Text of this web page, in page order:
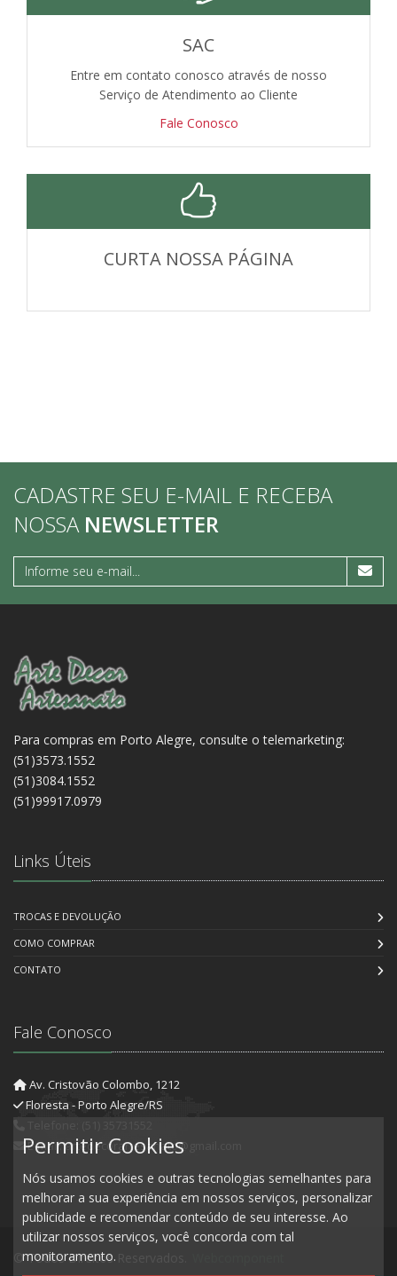
SAC
Entre em contato conosco através de nosso
Serviço de Atendimento ao Cliente
Fale Conosco
CURTA NOSSA PÁGINA
CADASTRE SEU E-MAIL E RECEBA
NOSSA NEWSLETTER
Para compras em Porto Alegre, consulte o telemarketing:
(51)3573.1552
(51)3084.1552
(51)99917.0979
Links Úteis
TROCAS E DEVOLUÇÃO
COMO COMPRAR
CONTATO
Fale Conosco
Av. Cristovão Colombo, 1212
Floresta - Porto Alegre/RS
E-mail: artedecorartesanato@gmail.com
© Todos Direitos Reservados.
Permitir Cookies
Nós usamos cookies e outras tecnologias semelhantes para
melhorar a sua experiência em nossos serviços, personalizar
publicidade e recomendar conteúdo de seu interesse. Ao
utilizar nossos serviços, você concorda com tal
monitoramento.